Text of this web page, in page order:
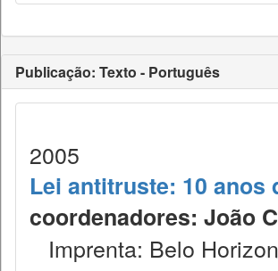
Publicação: Texto - Português
2005
Lei antitruste: 10 anos
coordenadores: João
Imprenta: Belo